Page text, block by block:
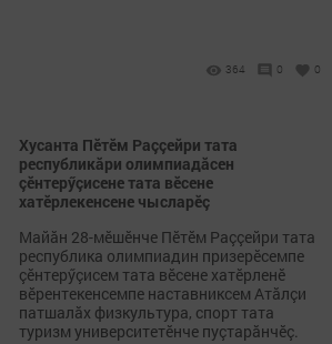
364 0 0
Хусанта Пӗтӗм Раççейри тата
республикăри олимпиадăсен
çӗнтерӳçисене тата вӗсене
хатӗрлекенсене чысларӗç
Майăн 28-мӗшӗнче Пӗтӗм Раççейри тата
республика олимпиадин призерӗсемпе
çӗнтерӳçисем тата вӗсене хатӗрленӗ
вӗрентекенсемпе наставниксем Атăлçи
патшалăх физкультура, спорт тата
туризм университетӗнче пуçтарăнчӗç.